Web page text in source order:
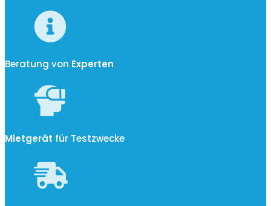
Beratung von Experten
Mietgerät für Testzwecke